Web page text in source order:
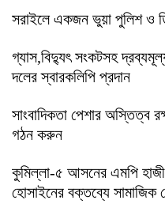
সরাইলে একজন ভুয়া পুলিশ ও
গ্যাস,বিদ্যুৎ সংকটসহ
দলের স্বারকলিপি প্রদান
সাংবাদিকতা পেশার অস্তিত্ব
গঠন করুন
কুমিল্লা-৫ আসনের এমপি
হোসাইনের বক্তব্যে সামাজিক